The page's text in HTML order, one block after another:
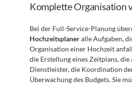
Komplette Organisation
Hochzeitsplaner alle Aufgaben,
Organisation einer Hochzeit
die Erstellung eines Zeitplans,
Dienstleister, die Koordination
Überwachung des Budgets. Sie